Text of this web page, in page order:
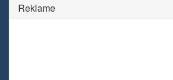
Reklame